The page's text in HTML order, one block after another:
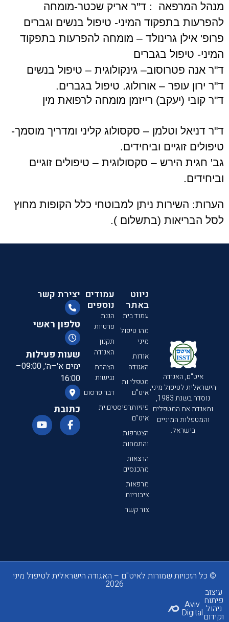
מנהל המרפאה : ד"ר אריק שכטר-מומחה
להפרעות בתפקוד המיני- טיפול בנשים וגברים
פרופ' אילן גרינולד – מומחה להפרעות בתפקוד
המיני- טיפול בגברים
ד"ר אנה פטרוסוב– גינקולוגית – טיפול בנשים
ד"ר ירון עופר – אורולוג. טיפול בגברים.
ד"ר קובי (יעקב) רייזמן מומחה לרפואת מין
ד"ר דניאל וטלמן – סקסולוג קליני ומדריך מוסמך-
טיפולים זוגיים וביחידים.
גב' חגית הירש – סקסולוגית – טיפולים זוגיים
וביחידים.
הערות: השירות ניתן למבוטחי כלל הקופות מחוץ
לסל הבריאות (בתשלום ).
איט"ם, האגודה
הישראלית לטיפול מיני,
נוסדה בשנת 1983,
ומאגדת את המטפלים
והמטפלות המיניים
בישראל.
יצירת קשר
טלפון ראשי
שעות פעילות
ימים א׳–ה׳, 09:00–
16:00
כתובת
עמודים
נוספים
הגנת
פרטיות
תקנון
האגודה
הצהרת
נגישות
דבר פרסום
ניווט
באתר
עמוד בית
מהו טיפול
מיני
אודות
האגודה
מטפלי.ות
איט"ם
פיזיותרפיסטים.ית
איט”ם
הצטרפות
והתמחות
הרצאות
מהכנסים
מרפאות
ציבוריות
צור קשר
© כל הזכויות שמורות לאיט"ם – האגודה הישראלית לטיפול מיני
2026
Aviv
Digital
עיצוב
פיתוח
ניהול
וקידום